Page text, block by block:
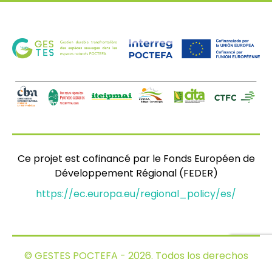
Ce projet est cofinancé par le Fonds Européen de
Développement Régional (FEDER)
https://ec.europa.eu/regional_policy/es/
© GESTES POCTEFA - 2026. Todos los derechos